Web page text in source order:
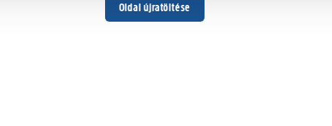
Oldal újratöltése